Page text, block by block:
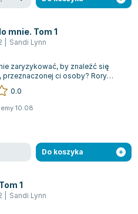
mnie. Tom 1
Sandi Lynn
zaryzykować, by znaleźć się
przeznaczonej ci osoby? Rory
nie pojęła, aż d...
0.0
10.08
Do koszyka
1
Sandi Lynn